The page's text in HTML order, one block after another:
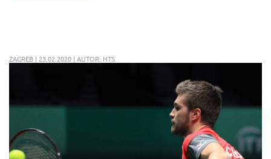
ZAGREB | 23.02.2020 | AUTOR: HTS